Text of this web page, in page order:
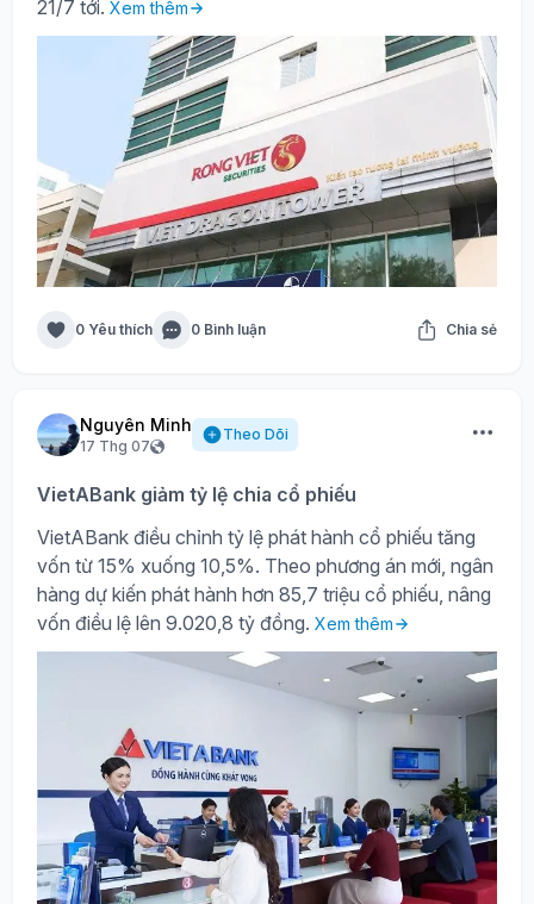
21/7 tới. Xem thêm
0 Yêu thích 0 Bình luận Chia sẻ
Nguyên Minh
17 Thg 07
Theo Dõi
VietABank giảm tỷ lệ chia cổ phiếu
VietABank điều chỉnh tỷ lệ phát hành cổ phiếu tăng
vốn từ 15% xuống 10,5%. Theo phương án mới, ngân
hàng dự kiến phát hành hơn 85,7 triệu cổ phiếu, nâng
vốn điều lệ lên 9.020,8 tỷ đồng. Xem thêm